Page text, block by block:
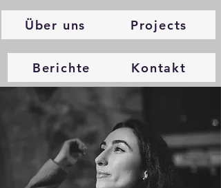
Über uns Projects
Kontakt
Berichte